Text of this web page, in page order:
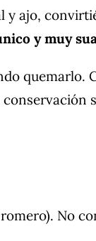
y ajo,
y muy
quemarlo.
No